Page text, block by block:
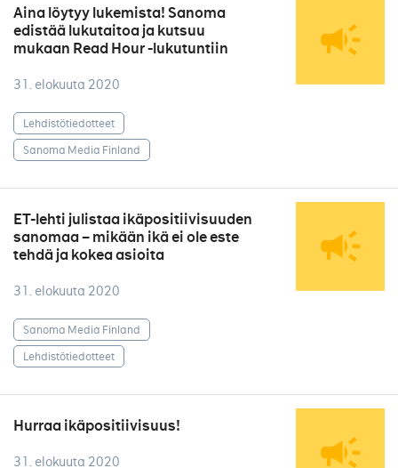
Aina löytyy lukemista! Sanoma
edistää lukutaitoa ja kutsuu
mukaan Read Hour -lukutuntiin
31. elokuuta 2020
Lehdistötiedotteet
Sanoma Media Finland
ET-lehti julistaa ikäpositiivisuuden
sanomaa – mikään ikä ei ole este
tehdä ja kokea asioita
31. elokuuta 2020
Sanoma Media Finland
Lehdistötiedotteet
Hurraa ikäpositiivisuus!
31. elokuuta 2020